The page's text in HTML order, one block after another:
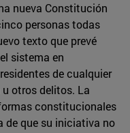
nueva Constitución
personas todas
texto que prevé
sistema en
de cualquier
otros delitos. La
constitucionales
de que su iniciativa no